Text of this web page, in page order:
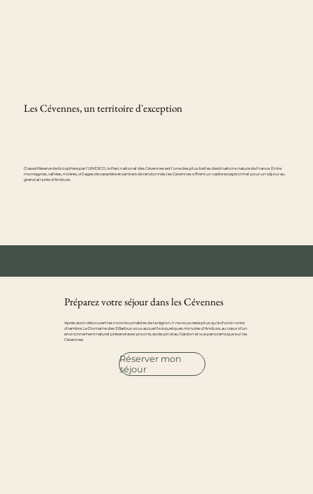
Les Cévennes, un territoire d'exception
Classé Réserve de biosphère par l'UNESCO, le Parc national des Cévennes est l'une des plus belles destinations nature de France. Entre
montagnes, vallées, rivières, villages de caractère et sentiers de randonnée, les Cévennes offrent un cadre exceptionnel pour un séjour au
grand air près d'Anduze.
Préparez votre séjour dans les Cévennes
Après avoir découvert les incontournables de la région, il ne vous reste plus qu'à choisir votre
chambre. Le Domaine des 3 Barbus vous accueille à quelques minutes d'Anduze, au cœur d'un
environnement naturel préservé avec piscine, accès privé au Gardon et vue panoramique sur les
Cévennes.
Réserver mon
séjour